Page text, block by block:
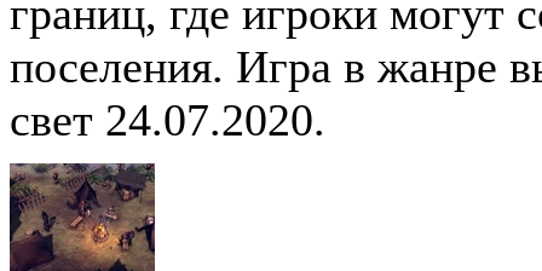
границ, где игроки могут
поселения. Игра в жанре
свет 24.07.2020.